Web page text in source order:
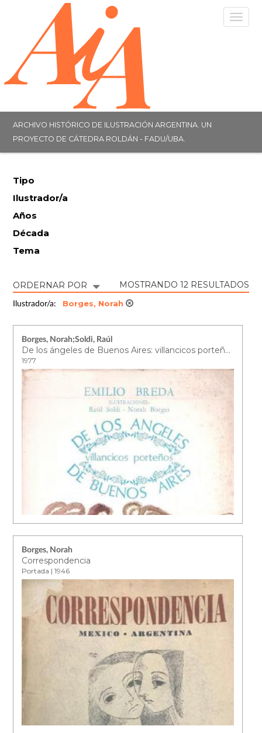
ARCHIVO HISTÓRICO DE ILUSTRACIÓN ARGENTINA. UN
PROYECTO DE CÁTEDRA ROLDÁN - FADU/UBA.
Tipo
Ilustrador/a
Años
Década
Tema
ORDERNAR POR MOSTRANDO 12 RESULTADOS
Ilustrador/a: Borges, Norah
Borges, Norah;Soldi, Raúl
De los ángeles de Buenos Aires: villancicos porteños
1977
Borges, Norah
Correspondencia
Portada | 1946